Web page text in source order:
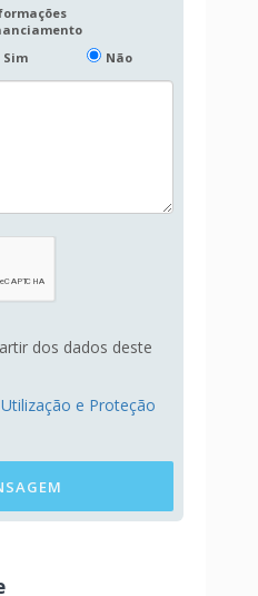
Sim
Não
dos dados deste
e Proteção